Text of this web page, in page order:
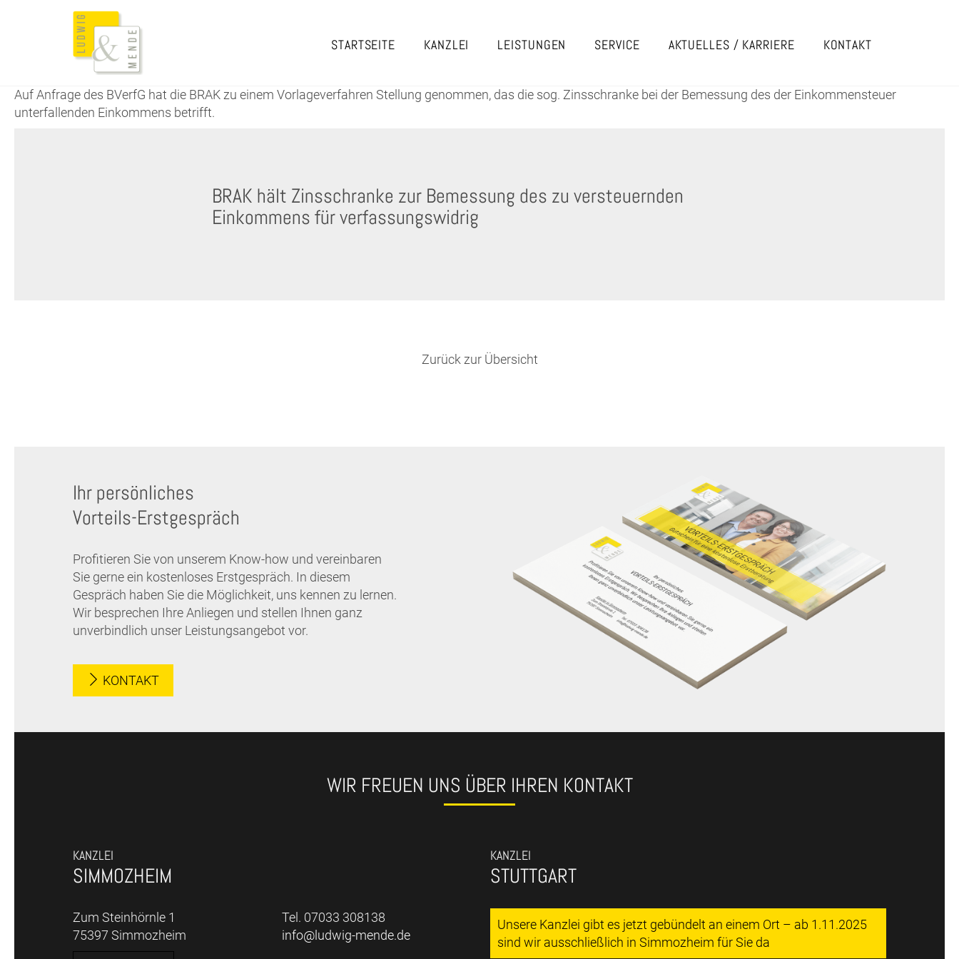
STARTSEITE KANZLEI LEISTUNGEN SERVICE AKTUELLES / KARRIERE KONTAKT
Auf Anfrage des BVerfG hat die BRAK zu einem Vorlageverfahren Stellung genommen, das die sog. Zinsschranke bei der Bemessung des der Einkommensteuer
unterfallenden Einkommens betrifft.
BRAK hält Zinsschranke zur Bemessung des zu versteuernden
Einkommens für verfassungswidrig
Zurück zur Übersicht
Ihr persönliches
Vorteils-Erstgespräch
Profitieren Sie von unserem Know-how und vereinbaren
Sie gerne ein kostenloses Erstgespräch. In diesem
Gespräch haben Sie die Möglichkeit, uns kennen zu lernen.
Wir besprechen Ihre Anliegen und stellen Ihnen ganz
unverbindlich unser Leistungsangebot vor.
KONTAKT
WIR FREUEN UNS ÜBER IHREN KONTAKT
KANZLEI
SIMMOZHEIM
Zum Steinhörnle 1
75397 Simmozheim
Tel. 07033 308138
info@ludwig-mende.de
KANZLEI
STUTTGART
Unsere Kanzlei gibt es jetzt gebündelt an einem Ort – ab 1.11.2025
sind wir ausschließlich in Simmozheim für Sie da